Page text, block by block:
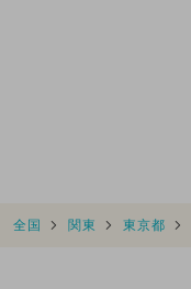
全国 関東 東京都